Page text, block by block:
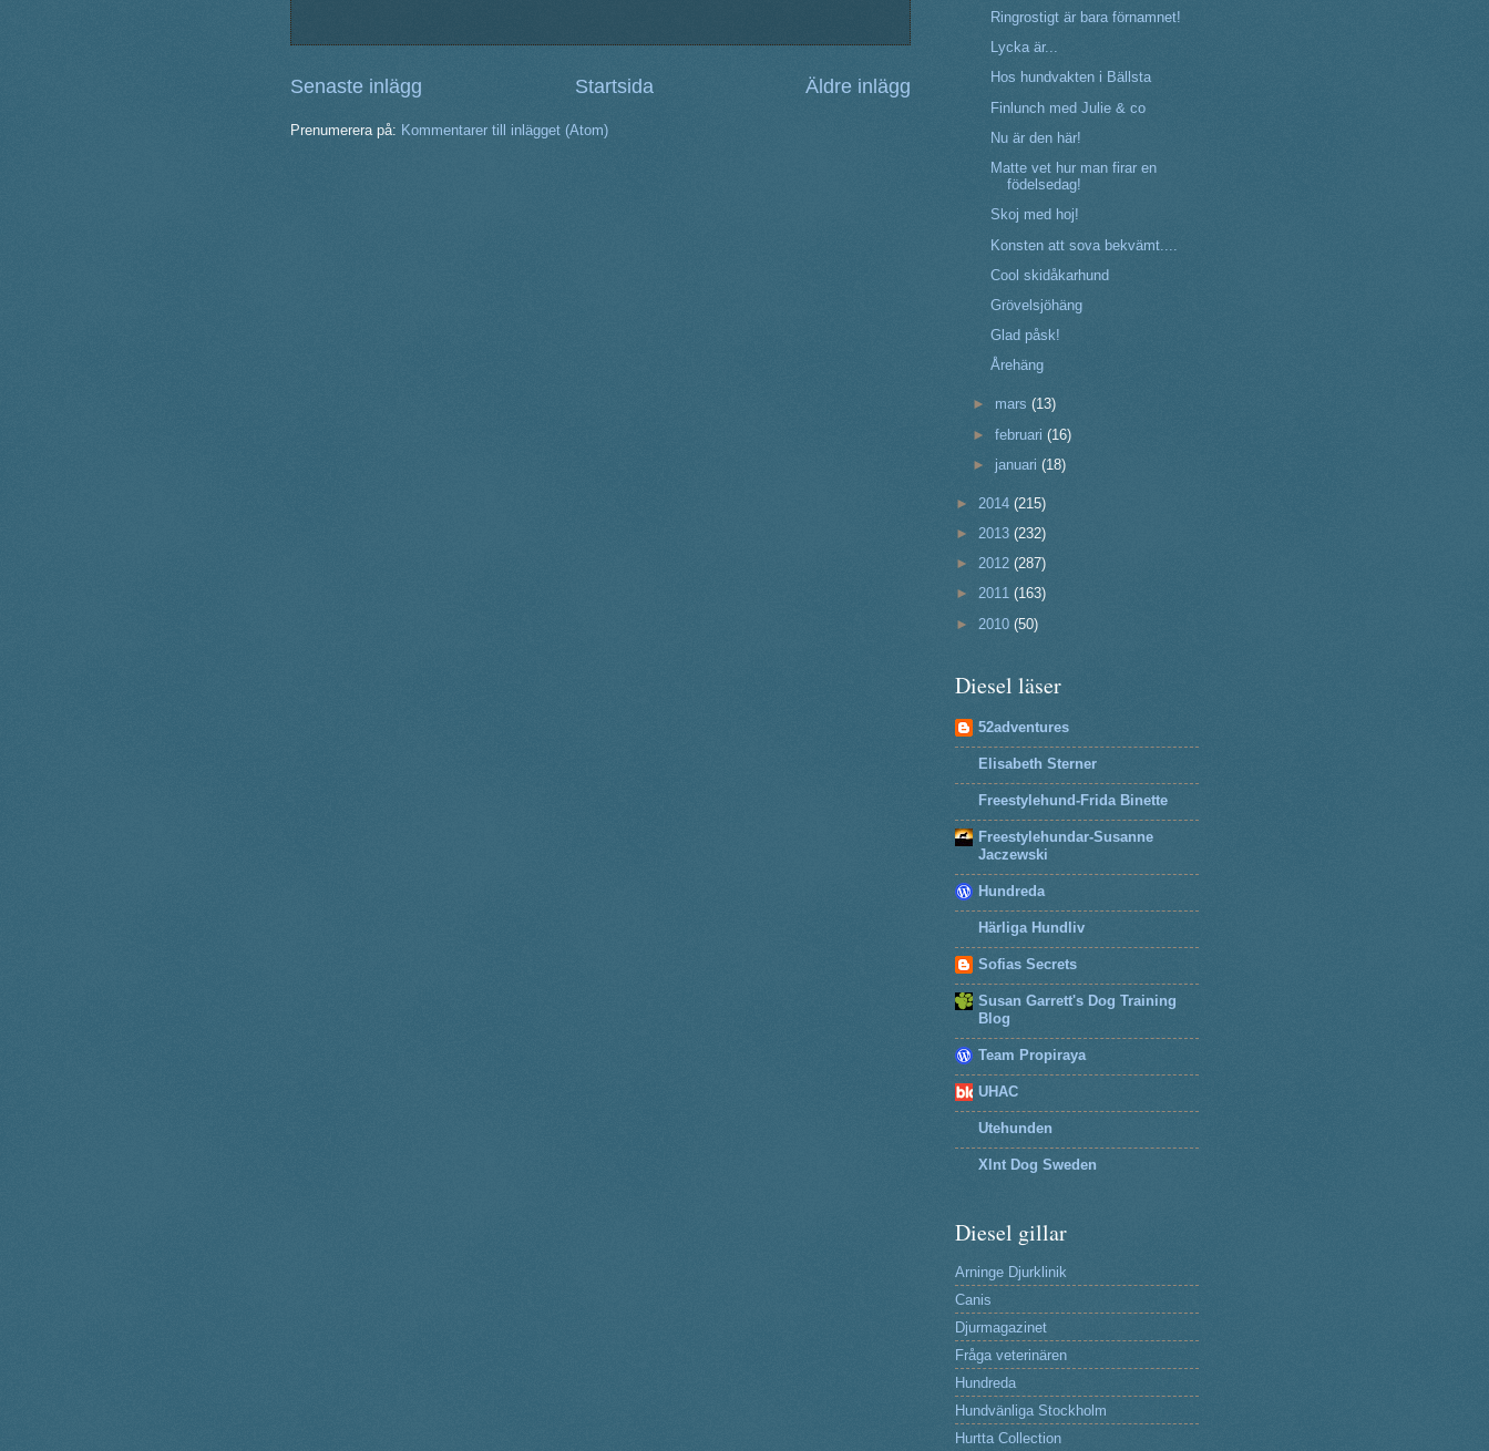
Senaste inlägg Äldre inlägg
Startsida
Prenumerera på: Kommentarer till inlägget (Atom)
Ringrostigt är bara förnamnet!
Lycka är...
Hos hundvakten i Bällsta
Finlunch med Julie & co
Nu är den här!
Matte vet hur man firar en
födelsedag!
Skoj med hoj!
Konsten att sova bekvämt....
Cool skidåkarhund
Grövelsjöhäng
Glad påsk!
Årehäng
► mars(13)
►februari(16)
► januari(18)
► 2014 (215)
► 2013 (232)
► 2012 (287)
► 2011 (163)
► 2010 (50)
Diesel läser
52adventures
Elisabeth Sterner
Freestylehund-Frida Binette
Freestylehundar-Susanne
Jaczewski
Hundreda
Härliga Hundliv
Sofias Secrets
Susan Garrett's Dog Training
Blog
Team Propiraya
UHAC
Utehunden
Xlnt Dog Sweden
Diesel gillar
Arninge Djurklinik
Canis
Djurmagazinet
Fråga veterinären
Hundreda
Hundvänliga Stockholm
Hurtta Collection